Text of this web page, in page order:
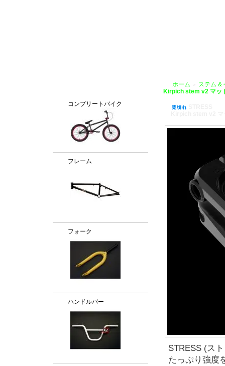
コンプリートバイク
フレーム
フォーク
ハンドルバー
ホーム
ステム &
Kirpich stem v2 マッ
STRESS (ス
たっぷり強度